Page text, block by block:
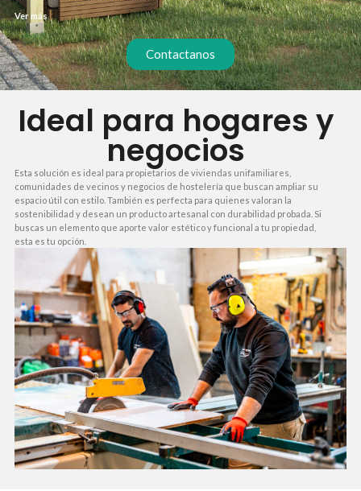
con la calidez natural de la madera, creando espacios exteriores únicos. A
diferencia de las estructuras metálicas, la madera ofrece un aislamiento térmico
superior y se integra mejor con entornos naturales. Nuestro enfoque se centra
en líneas limpias y acabados minimalistas que realzan cualquier terraza o jardín.
Ver más
Contactanos
Ideal para hogares y
negocios
Esta solución es ideal para propietarios de viviendas unifamiliares,
comunidades de vecinos y negocios de hostelería que buscan ampliar su
espacio útil con estilo. También es perfecta para quienes valoran la
sostenibilidad y desean un producto artesanal con durabilidad probada. Si
buscas un elemento que aporte valor estético y funcional a tu propiedad,
esta es tu opción.